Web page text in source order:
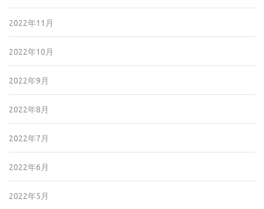
2022年11月
2022年10月
2022年9月
2022年8月
2022年7月
2022年6月
2022年5月